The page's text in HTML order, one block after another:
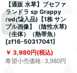
【通販 水草】ブセファ
ランドラ sp Grappy
red(輸入品)【1株 サン
プル画像】（陰性水草)
（生体）（熱帯魚）
[zf16-50317041]
3,980円(税込)
希望小売価格: 3,980円